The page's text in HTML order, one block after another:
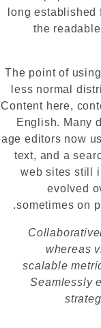
long
the
The point of
less normal
'Content here,
English. Many
page editors now
text, and a
web sites still
evolved
sometimes on
whereas
scalable
Seamlessly